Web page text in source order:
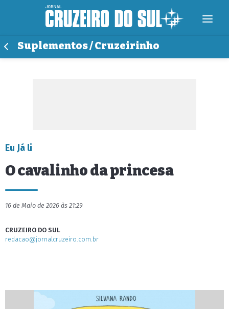
Suplementos / Cruzeirinho
Eu Já li
O cavalinho da princesa
16 de Maio de 2026 às 21:29
CRUZEIRO DO SUL
redacao@jornalcruzeiro.com.br